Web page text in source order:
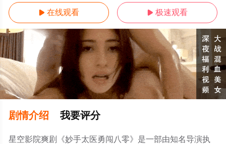
 在线观看  极速观看
剧情介绍 我要评分
星空影院爽剧《妙手太医勇闯八零》是一部由知名导演执